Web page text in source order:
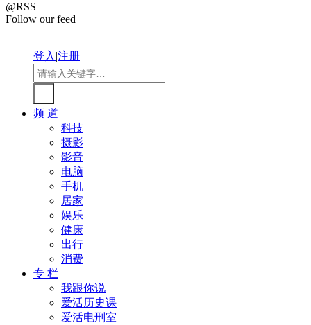
@RSS
Follow our feed
登入|注册
频 道
科技
摄影
影音
电脑
手机
居家
娱乐
健康
出行
消费
专 栏
我跟你说
爱活历史课
爱活电刑室